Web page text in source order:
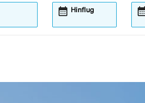
Hinflug
calendar_month